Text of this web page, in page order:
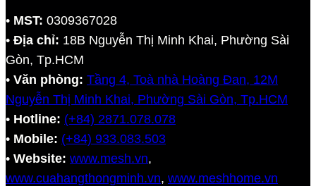
• MST: 0309367028
• Địa chỉ: 18B Nguyễn Thị Minh Khai, Phường Sài
Gòn, Tp.HCM
• Văn phòng: Tầng 4, Toà nhà Hoàng Đan, 12M
Nguyễn Thị Minh Khai, Phường Sài Gòn, Tp.HCM
• Hotline: (+84) 2871.078.078
• Mobile: (+84) 933.083.503
• Website: www.mesh.vn,
www.cuahangthongminh.vn, www.meshhome.vn